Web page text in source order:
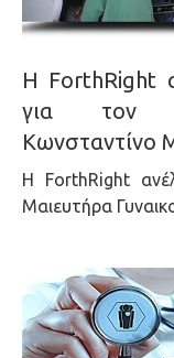
H ForthRight
για τον
Κωνσταντίνο
H ForthRight
Μαιευτήρα